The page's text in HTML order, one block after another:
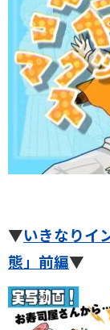
▼いきなりイ
態」前編▼